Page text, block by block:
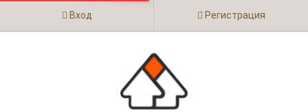
Вход Регистрация